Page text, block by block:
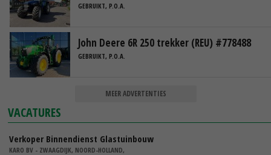
GEBRUIKT, P.O.A.
John Deere 6R 250 trekker (REU) #778488
GEBRUIKT, P.O.A.
MEER ADVERTENTIES
VACATURES
Verkoper Binnendienst Glastuinbouw
KARO BV - ZWAAGDIJK, NOORD-HOLLAND,